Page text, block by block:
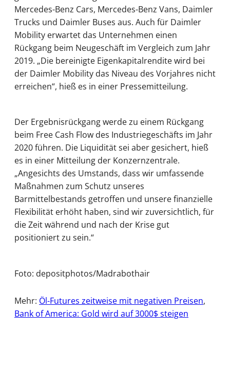
Mercedes-Benz Cars, Mercedes-Benz Vans, Daimler
Trucks und Daimler Buses aus. Auch für Daimler
Mobility erwartet das Unternehmen einen
Rückgang beim Neugeschäft im Vergleich zum Jahr
2019. „Die bereinigte Eigenkapitalrendite wird bei
der Daimler Mobility das Niveau des Vorjahres nicht
erreichen“, hieß es in einer Pressemitteilung.
Der Ergebnisrückgang werde zu einem Rückgang
beim Free Cash Flow des Industriegeschäfts im Jahr
2020 führen. Die Liquidität sei aber gesichert, hieß
es in einer Mitteilung der Konzernzentrale.
„Angesichts des Umstands, dass wir umfassende
Maßnahmen zum Schutz unseres
Barmittelbestands getroffen und unsere finanzielle
Flexibilität erhöht haben, sind wir zuversichtlich, für
die Zeit während und nach der Krise gut
positioniert zu sein.“
Foto: depositphotos/Madrabothair
Mehr: Öl-Futures zeitweise mit negativen Preisen,
Bank of America: Gold wird auf 3000$ steigen